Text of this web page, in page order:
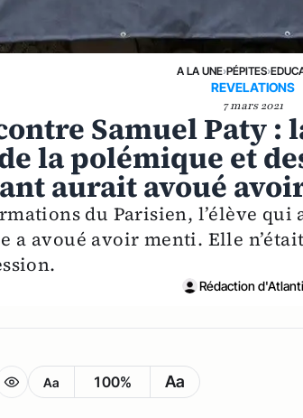
A LA UNE›PÉPITES›
REVELATIONS
7 mars 2021
Samuel Paty :
la polémique et
aurait avoué
du Parisien, l’élève qui
a avoué avoir menti. Elle
Rédaction
Aa 100% Aa